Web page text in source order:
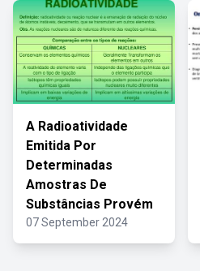
A Radioatividade
Emitida Por
Determinadas
Amostras De
Substâncias Provém
07 September 2024